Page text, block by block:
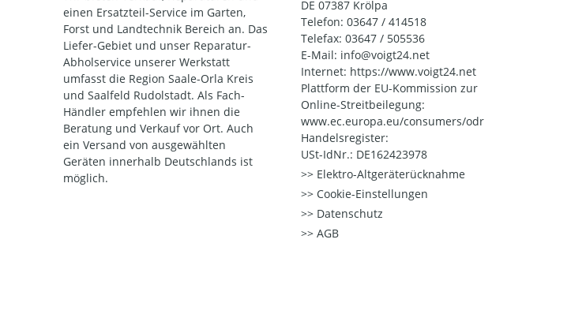
einen Ersatzteil-Service im Garten,
Forst und Landtechnik Bereich an. Das
Liefer-Gebiet und unser Reparatur-
Abholservice unserer Werkstatt
umfasst die Region Saale-Orla Kreis
und Saalfeld Rudolstadt. Als Fach-
Händler empfehlen wir ihnen die
Beratung und Verkauf vor Ort. Auch
ein Versand von ausgewählten
Geräten innerhalb Deutschlands ist
möglich.
DE 07387 Krölpa
Telefon: 03647 / 414518
Telefax: 03647 / 505536
E-Mail: info@voigt24.net
Internet: https://www.voigt24.net
Plattform der EU-Kommission zur
Online-Streitbeilegung:
www.ec.europa.eu/consumers/odr
Handelsregister:
USt-IdNr.: DE162423978
Elektro-Altgeräterücknahme
Cookie-Einstellungen
Datenschutz
AGB